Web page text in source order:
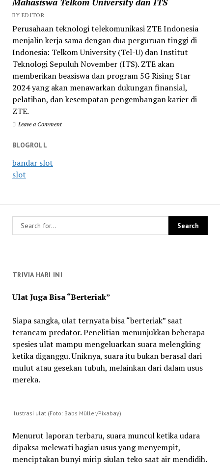
BY EDITOR
Perusahaan teknologi telekomunikasi ZTE Indonesia
menjalin kerja sama dengan dua perguruan tinggi di
Indonesia: Telkom University (Tel-U) dan Institut
Teknologi Sepuluh November (ITS). ZTE akan
memberikan beasiswa dan program 5G Rising Star
2024 yang akan menawarkan dukungan finansial,
pelatihan, dan kesempatan pengembangan karier di
ZTE.
Leave a Comment
BLOGROLL
bandar slot
slot
TRIVIA HARI INI
Ulat Juga Bisa “Berteriak”
Siapa sangka, ulat ternyata bisa “berteriak” saat
terancam predator. Penelitian menunjukkan beberapa
spesies ulat mampu mengeluarkan suara melengking
ketika diganggu. Uniknya, suara itu bukan berasal dari
mulut atau gesekan tubuh, melainkan dari dalam usus
mereka.
Ilustrasi ulat (Foto: Babs Müller/Pixabay)
Menurut laporan terbaru, suara muncul ketika udara
dipaksa melewati bagian usus yang menyempit,
menciptakan bunyi mirip siulan teko saat air mendidih.